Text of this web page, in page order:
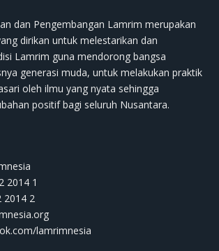
dan Pengembangan Lamrim merupakan
dirikan untuk melestarikan dan
Lamrim guna mendorong bangsa
generasi muda, untuk melakukan praktik
oleh ilmu yang nyata sehingga
positif bagi seluruh Nusantara.
2014 1
2014 2
lamrimnesia